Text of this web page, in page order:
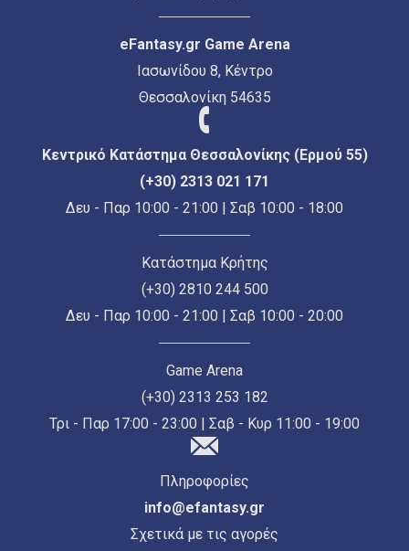
eFantasy.gr Game Arena
Ιασωνίδου 8, Κέντρο
Θεσσαλονίκη 54635
Κεντρικό Κατάστημα Θεσσαλονίκης (Ερμού 55)
(+30) 2313 021 171
Δευ - Παρ 10:00 - 21:00 | Σαβ 10:00 - 18:00
Κατάστημα Κρήτης
(+30) 2810 244 500
Δευ - Παρ 10:00 - 21:00 | Σαβ 10:00 - 20:00
Game Arena
(+30) 2313 253 182
Τρι - Παρ 17:00 - 23:00 | Σαβ - Κυρ 11:00 - 19:00
Πληροφορίες
info@efantasy.gr
Σχετικά με τις αγορές